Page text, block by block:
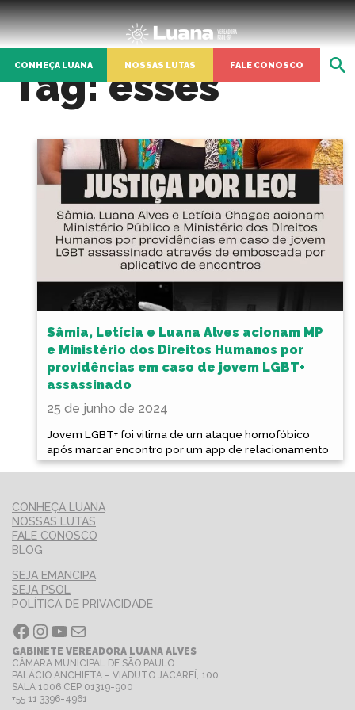
CONHEÇA LUANA NOSSAS LUTAS FALE CONOSCO
Tag:esses
Sâmia, Letícia e Luana Alves acionam MP
e Ministério dos Direitos Humanos por
providências em caso de jovem LGBT+
assassinado
25 de junho de 2024
Jovem LGBT+ foi vitima de um ataque homofóbico
após marcar encontro por um app de relacionamento
CONHEÇA LUANA
NOSSAS LUTAS
FALE CONOSCO
BLOG
SEJA EMANCIPA
SEJA PSOL
POLÍTICA DE PRIVACIDADE
Facebook InstagramYoutube E-mail
GABINETE VEREADORA LUANA ALVES
CÂMARA MUNICIPAL DE SÃO PAULO
PALÁCIO ANCHIETA – VIADUTO JACAREÍ, 100
SALA 1006 CEP 01319-900
+55 11 3396-4961